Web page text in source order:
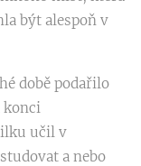
být alespoň v
době podařilo
konci
učil v
a nebo